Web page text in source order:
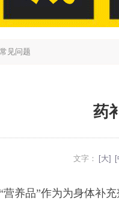
常见问题
药
文字： [大]
养品”作为为身体补